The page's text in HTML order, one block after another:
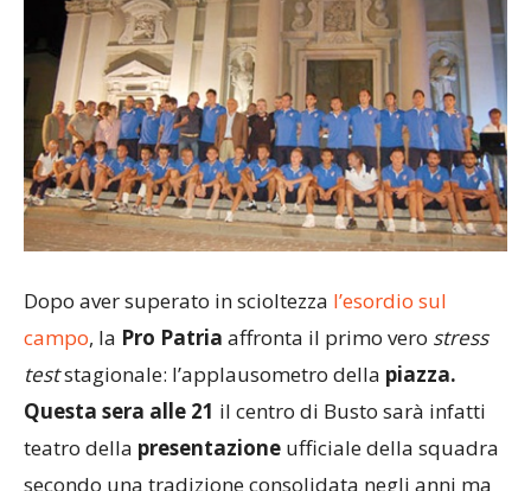
Dopo aver superato in scioltezza l’esordio sul
campo, la Pro Patria affronta il primo vero stress
teststagionale: l’applausometro della piazza.
Questa sera alle 21 il centro di Busto sarà infatti
teatro della presentazione ufficiale della squadra
secondo una tradizione consolidata negli anni ma